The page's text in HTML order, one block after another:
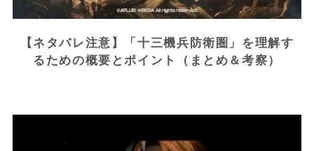
【ネタバレ注意】「十三機兵防衛圏」を理解す
るための概要とポイント（まとめ＆考察）